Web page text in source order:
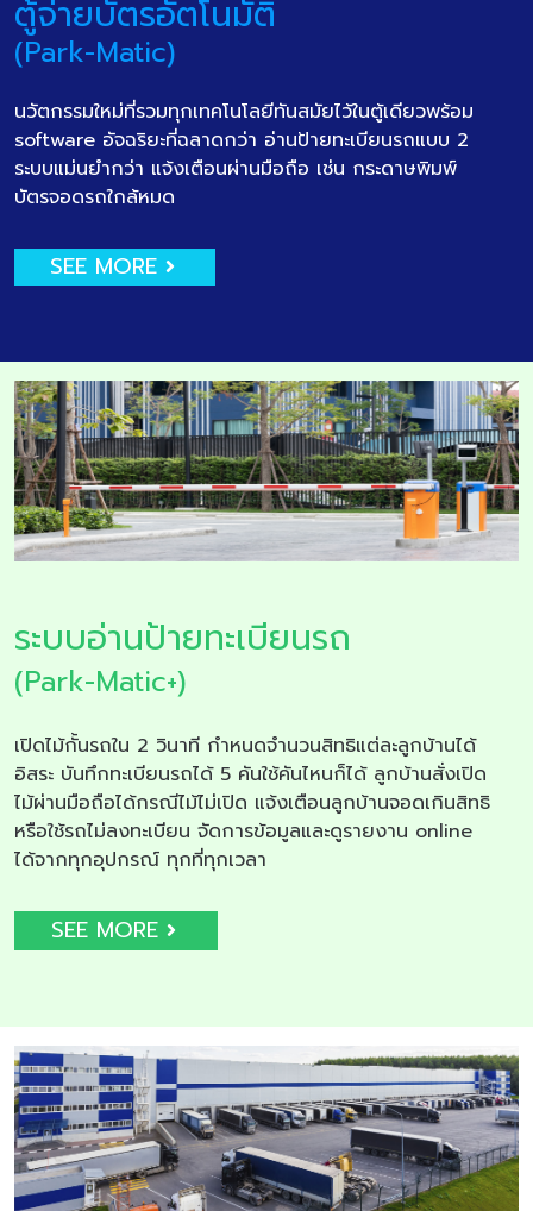
ตู้จ่ายบัตรอัตโนมัติ
(Park-Matic)
นวัตกรรมใหม่ที่รวมทุกเทคโนโลยีทันสมัยไว้ในตู้เดียวพร้อม
software อัจฉริยะที่ฉลาดกว่า อ่านป้ายทะเบียนรถแบบ 2
ระบบแม่นยำกว่า แจ้งเตือนผ่านมือถือ เช่น กระดาษพิมพ์
บัตรจอดรถใกล้หมด
SEE MORE
ระบบอ่านป้ายทะเบียนรถ
(Park-Matic+)
เปิดไม้กั้นรถใน 2 วินาที กำหนดจำนวนสิทธิแต่ละลูกบ้านได้
อิสระ บันทึกทะเบียนรถได้ 5 คันใช้คันไหนก็ได้ ลูกบ้านสั่งเปิด
ไม้ผ่านมือถือได้กรณีไม้ไม่เปิด แจ้งเตือนลูกบ้านจอดเกินสิทธิ
หรือใช้รถไม่ลงทะเบียน จัดการข้อมูลและดูรายงาน online
ได้จากทุกอุปกรณ์ ทุกที่ทุกเวลา
SEE MORE